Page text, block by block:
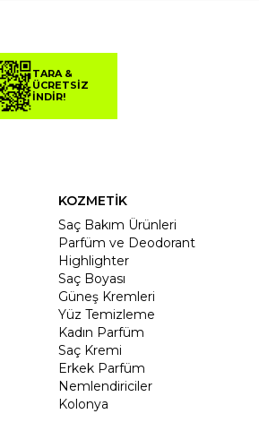
TARA &
ÜCRETSİZ
İNDİR!
KOZMETİK
Saç Bakım Ürünleri
Parfüm ve Deodorant
Highlighter
Saç Boyası
Güneş Kremleri
Yüz Temizleme
Kadın Parfüm
Saç Kremi
Erkek Parfüm
Nemlendiriciler
Kolonya